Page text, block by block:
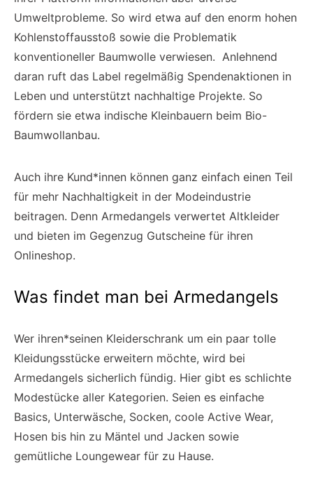
Umweltprobleme. So wird etwa auf den enorm hohen
Kohlenstoffausstoß sowie die Problematik
konventioneller Baumwolle verwiesen. Anlehnend
daran ruft das Label regelmäßig Spendenaktionen in
Leben und unterstützt nachhaltige Projekte. So
fördern sie etwa indische Kleinbauern beim Bio-
Baumwollanbau.
Auch ihre Kund*innen können ganz einfach einen Teil
für mehr Nachhaltigkeit in der Modeindustrie
beitragen. Denn Armedangels verwertet Altkleider
und bieten im Gegenzug Gutscheine für ihren
Onlineshop.
Was findet man bei Armedangels
Wer ihren*seinen Kleiderschrank um ein paar tolle
Kleidungsstücke erweitern möchte, wird bei
Armedangels sicherlich fündig. Hier gibt es schlichte
Modestücke aller Kategorien. Seien es einfache
Basics, Unterwäsche, Socken, coole Active Wear,
Hosen bis hin zu Mäntel und Jacken sowie
gemütliche Loungewear für zu Hause.